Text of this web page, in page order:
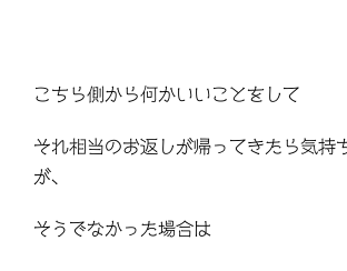
こちら側から何かいいことをして
それ相当のお返しが帰ってきたら気持
が、
そうでなかった場合は